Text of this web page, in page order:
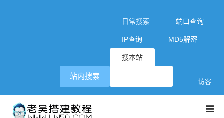
日常搜索 端口查询
IP查询 MD5解密
搜本站
访客
站内搜索